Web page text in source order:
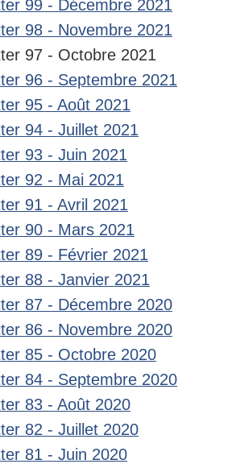
99 - Décembre 2021
98 - Novembre 2021
97 - Octobre 2021
96 - Septembre 2021
95 - Août 2021
94 - Juillet 2021
93 - Juin 2021
92 - Mai 2021
91 - Avril 2021
90 - Mars 2021
89 - Février 2021
88 - Janvier 2021
87 - Décembre 2020
86 - Novembre 2020
85 - Octobre 2020
84 - Septembre 2020
83 - Août 2020
82 - Juillet 2020
81 - Juin 2020